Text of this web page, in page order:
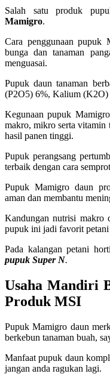
Salah satu produk
Mamigro.
Cara penggunaan pupuk
bunga dan tanaman
menguasai.
Pupuk daun tanaman
(P2O5) 6%, Kalium (K2O)
Kegunaan pupuk
makro, mikro serta vitamin
hasil panen tinggi.
Pupuk perangsang
terbaik dengan cara
Pupuk Mamigro daun
aman dan membantu
Kandungan nutrisi makro
pupuk ini jadi favorit petani
Pada kalangan petani
pupuk Super N.
Usaha Mandiri
Produk MSI
Pupuk Mamigro daun
berkebun tanaman buah,
Manfaat pupuk daun
jangan anda ragukan lagi.